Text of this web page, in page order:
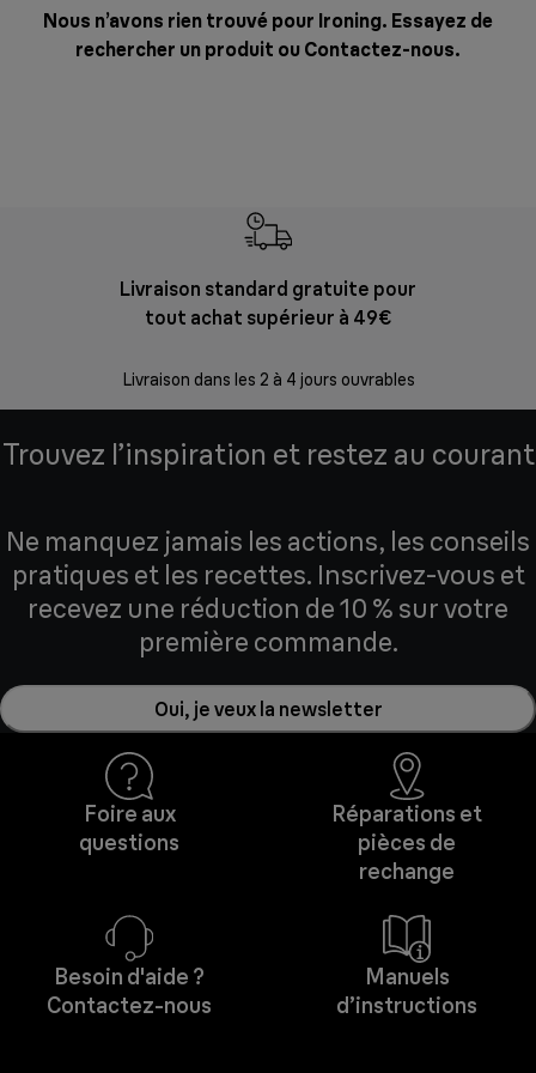
Nous n’avons rien trouvé pour Ironing. Essayez de
rechercher un produit ou Contactez-nous.
Livraison standard gratuite pour
tout achat supérieur à 49€
Livraison dans les 2 à 4 jours ouvrables
Trouvez l’inspiration et restez au courant
Ne manquez jamais les actions, les conseils
pratiques et les recettes. Inscrivez-vous et
recevez une réduction de 10 % sur votre
première commande.
Oui, je veux la newsletter
Foire aux
questions
Réparations et
pièces de
rechange
Besoin d'aide ?
Contactez-nous
Manuels
d’instructions